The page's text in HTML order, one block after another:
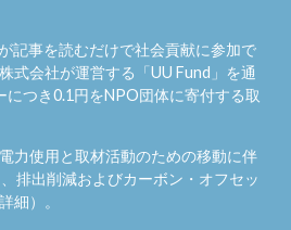
記事を読むだけで社会貢献に参加で
式会社が運営する「UU Fund 」を通
につき0.1円をNPO団体に寄付する取
力使用と取材活動のための移動に伴
排出削減およびカーボン・オフセッ
詳細）。